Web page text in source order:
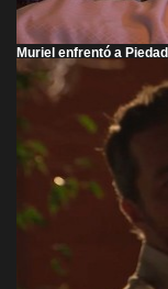
Muriel enfrentó a